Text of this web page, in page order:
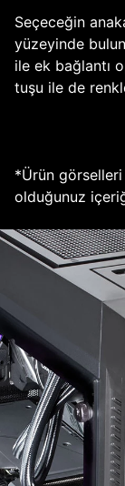
Seçeceğin
yüzeyinde
ile ek bağlantı
tuşu ile de
*Ürün görselleri
olduğunuz